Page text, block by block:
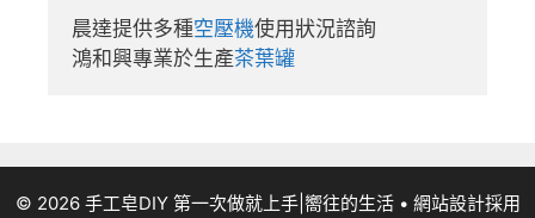
晨達提供多種空壓機使用狀況諮詢
鴻和興專業於生產茶葉罐
© 2026 手工皂DIY 第一次做就上手|嚮往的生活• 網站設計採用